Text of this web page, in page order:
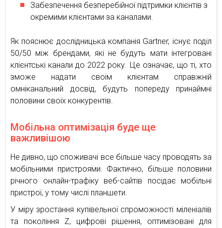
Забезпечення безперебійної підтримки клієнтів з
окремими клієнтами за каналами.
Як пояснює дослідницька компанія Gartner, існує поділ
50/50 між брендами, які не будуть мати інтегровані
клієнтські канали до 2022 року. Це означає, що ті, хто
зможе надати своїм клієнтам справжній
омніканальний досвід, будуть попереду принаймні
половини своїх конкурентів.
Мобільна оптимізація буде ще
важливішою
Не дивно, що споживачі все більше часу проводять за
мобільними пристроями. Фактично, більше половини
річного онлайн-трафіку веб-сайтів посідає мобільні
пристрої, у тому числі планшети.
У міру зростання купівельної спроможності міленіалів
та покоління Z, цифрові рішення, оптимізовані для